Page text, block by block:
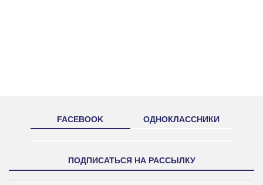
FACEBOOK ОДНОКЛАССНИКИ
ПОДПИСАТЬСЯ НА РАССЫЛКУ